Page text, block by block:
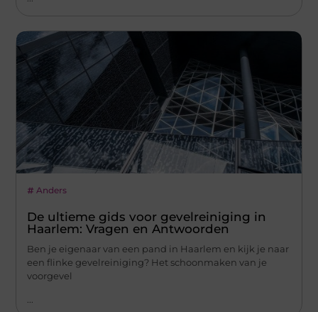
Anders
De ultieme gids voor gevelreiniging in
Haarlem: Vragen en Antwoorden
Ben je eigenaar van een pand in Haarlem en kijk je naar
een flinke gevelreiniging? Het schoonmaken van je
voorgevel